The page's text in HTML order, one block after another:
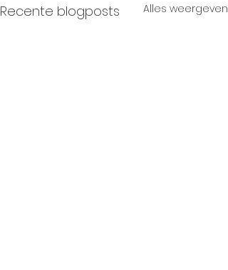
Recente blogposts Alles weergeven